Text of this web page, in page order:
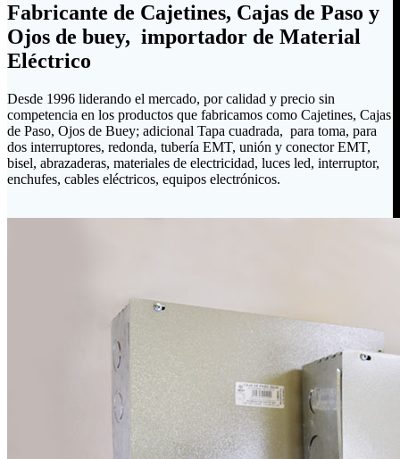
Fabricante de Cajetines, Cajas de Paso y
Ojos de buey, importador de Material
Eléctrico
Desde 1996 liderando el mercado, por calidad y precio sin
competencia en los productos que fabricamos como Cajetines, Cajas
de Paso, Ojos de Buey; adicional Tapa cuadrada, para toma, para
dos interruptores, redonda, tubería EMT, unión y conector EMT,
bisel, abrazaderas, materiales de electricidad, luces led, interruptor,
enchufes, cables eléctricos, equipos electrónicos.